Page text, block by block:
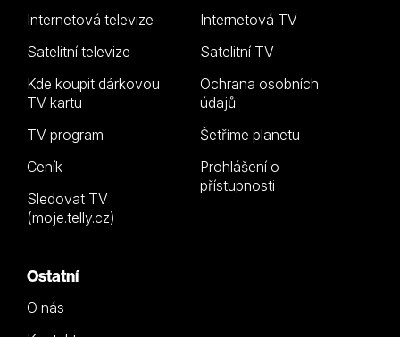
Internetová televize
Satelitní televize
Kde koupit dárkovou
TV kartu
TV program
Ceník
Sledovat TV
(moje.telly.cz)
Internetová TV
Satelitní TV
Ochrana osobních
údajů
Šetříme planetu
Prohlášení o
přístupnosti
Ostatní
O nás